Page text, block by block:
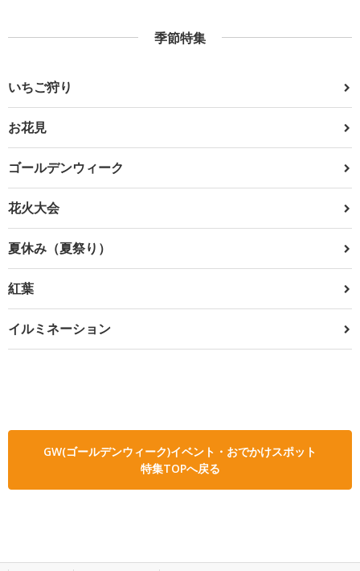
季節特集
いちご狩り
お花見
ゴールデンウィーク
花火大会
夏休み（夏祭り）
紅葉
イルミネーション
GW(ゴールデンウィーク)イベント・おでかけスポット
特集TOPへ戻る